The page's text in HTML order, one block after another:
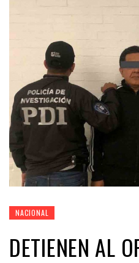
NACIONAL
DETIENEN AL